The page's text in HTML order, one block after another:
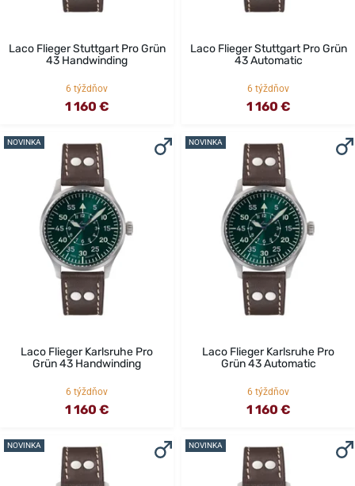
Laco Flieger Stuttgart Pro Grün
43 Handwinding
6 týždňov
1 160 €
Laco Flieger Stuttgart Pro Grün
43 Automatic
6 týždňov
1 160 €
NOVINKA
Laco Flieger Karlsruhe Pro
Grün 43 Handwinding
6 týždňov
1 160 €
NOVINKA
Laco Flieger Karlsruhe Pro
Grün 43 Automatic
6 týždňov
1 160 €
NOVINKA NOVINKA